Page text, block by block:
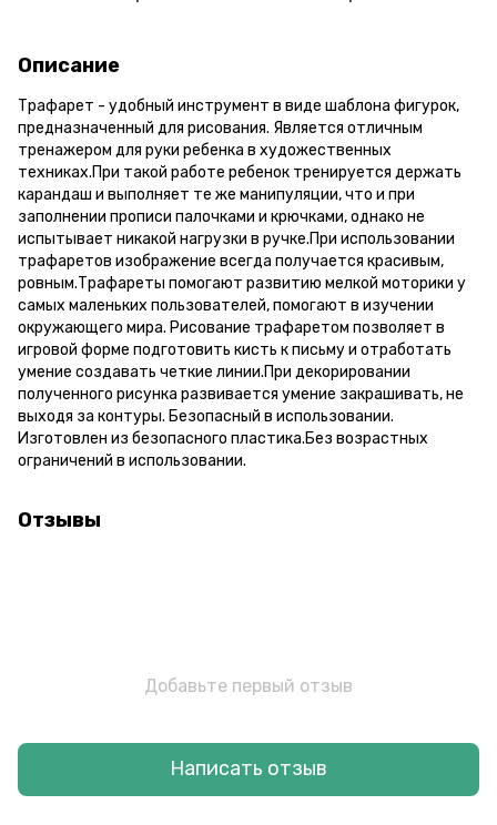
Описание
Трафарет - удобный инструмент в виде шаблона фигурок,
предназначенный для рисования. Является отличным
тренажером для руки ребенка в художественных
техниках.При такой работе ребенок тренируется держать
карандаш и выполняет те же манипуляции, что и при
заполнении прописи палочками и крючками, однако не
испытывает никакой нагрузки в ручке.При использовании
трафаретов изображение всегда получается красивым,
ровным.Трафареты помогают развитию мелкой моторики у
самых маленьких пользователей, помогают в изучении
окружающего мира. Рисование трафаретом позволяет в
игровой форме подготовить кисть к письму и отработать
умение создавать четкие линии.При декорировании
полученного рисунка развивается умение закрашивать, не
выходя за контуры. Безопасный в использовании.
Изготовлен из безопасного пластика.Без возрастных
ограничений в использовании.
Отзывы
Добавьте первый отзыв
Написать отзыв